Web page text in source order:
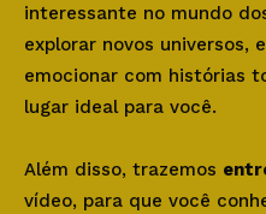
interessante no mundo
explorar novos universos,
emocionar com histórias
lugar ideal para você.
Além disso, trazemos
vídeo, para que você